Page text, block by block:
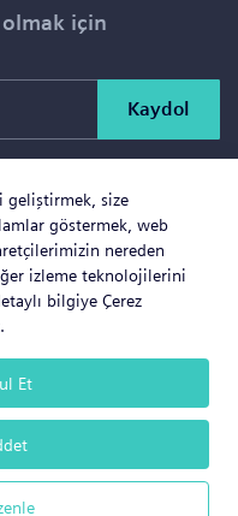
geliştirmek, size
göstermek, web
nereden
izleme teknolojilerini
bilgiye Çerez
Et
olmak için
Kaydol
YÖNETİMİ VE
LTD.ŞTİ. Tüm Hakları
ile hazırlanmıştır.